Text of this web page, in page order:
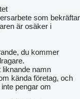
som bekräftar
är osäker i
du kommer
liknande namn
kända företag, och
pengar om